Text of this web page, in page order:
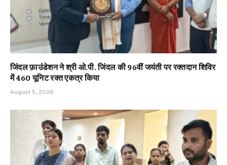
जिंदल फ़ाउंडेशन ने श्री ओ.पी. जिंदल की 96वीं जयंती पर रक्तदान शिविर
में 460 यूनिट रक्त एकत्र किया
August 5, 2026